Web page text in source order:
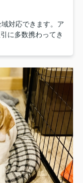
対応できます。ア
に多数携わってき